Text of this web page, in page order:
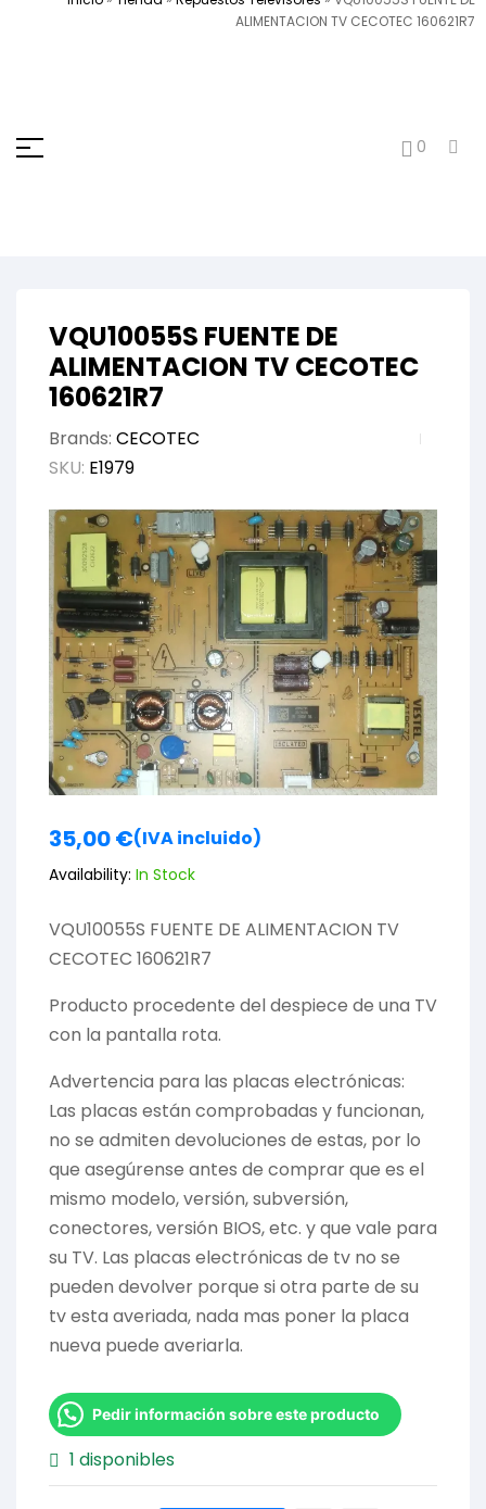
ALIMENTACION TV CECOTEC 160621R7
0
VQU10055S FUENTE DE
ALIMENTACION TV CECOTEC
160621R7
Brands: CECOTEC
SKU: E1979
35,00€(IVA incluido)
Availability: In Stock
VQU10055S FUENTE DE ALIMENTACION TV
CECOTEC 160621R7
Producto procedente del despiece de una TV
con la pantalla rota.
Advertencia para las placas electrónicas:
Las placas están comprobadas y funcionan,
no se admiten devoluciones de estas, por lo
que asegúrense antes de comprar que es el
mismo modelo, versión, subversión,
conectores, versión BIOS, etc. y que vale para
su TV. Las placas electrónicas de tv no se
pueden devolver porque si otra parte de su
tv esta averiada, nada mas poner la placa
nueva puede averiarla.
Pedir información sobre este producto
1 disponibles